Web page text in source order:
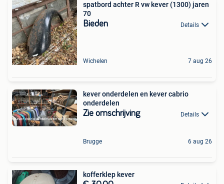
spatbord achter R vw kever (1300) jaren
70
Bieden Details
Wichelen 7 aug 26
kever onderdelen en kever cabrio
onderdelen
Zie omschrijving Details
Brugge 6 aug 26
kofferklep kever